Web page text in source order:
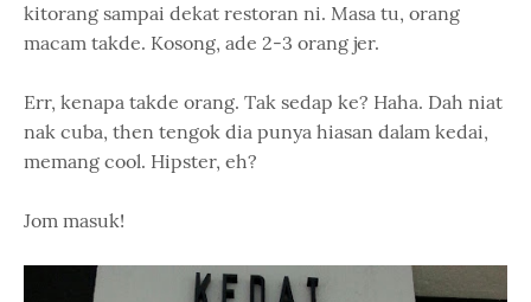
kitorang sampai dekat restoran ni. Masa tu, orang
macam takde. Kosong, ade 2-3 orang jer.
Err, kenapa takde orang. Tak sedap ke? Haha. Dah niat
nak cuba, then tengok dia punya hiasan dalam kedai,
memang cool. Hipster, eh?
Jom masuk!